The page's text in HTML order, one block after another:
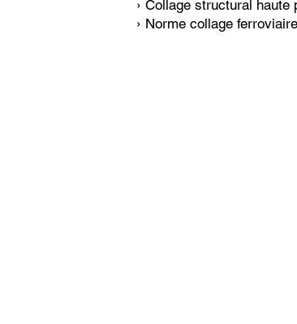
› Collage structural haute
› Norme collage